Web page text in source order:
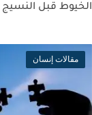
الخيوط قبل
مقالات إنسان